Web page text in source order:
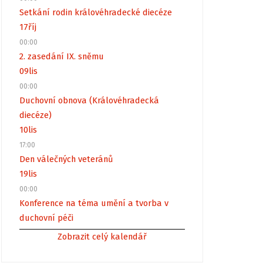
Setkání rodin královéhradecké diecéze
17říj
00:00
2. zasedání IX. sněmu
09lis
00:00
Duchovní obnova (Královéhradecká
diecéze)
10lis
17:00
Den válečných veteránů
19lis
00:00
Konference na téma umění a tvorba v
duchovní péči
Zobrazit celý kalendář